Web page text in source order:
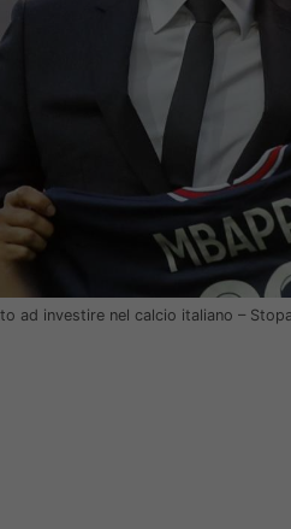
ad investire nel calcio italiano –